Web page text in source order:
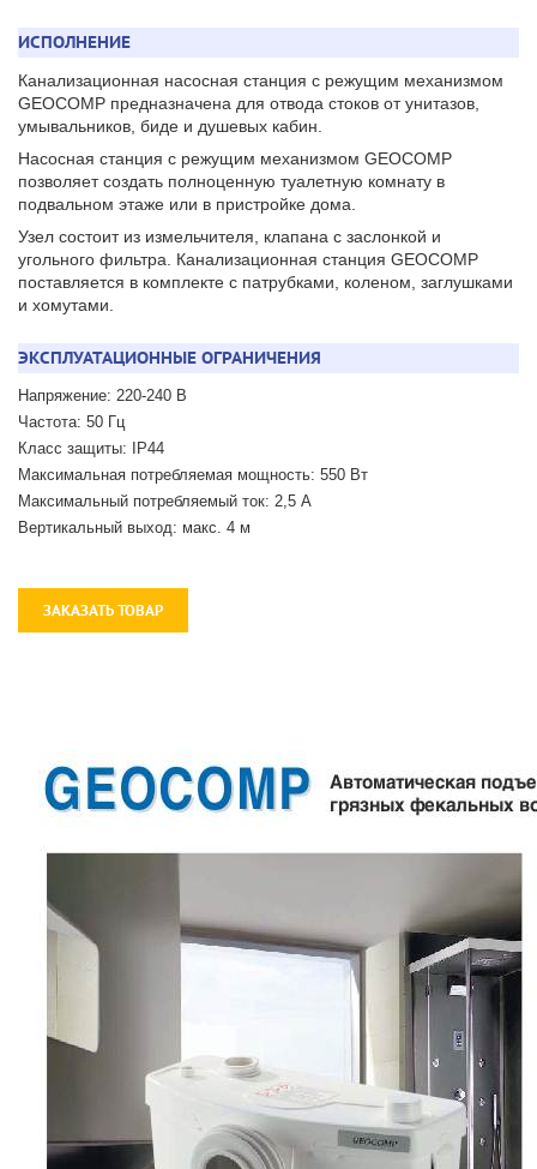
ИСПОЛНЕНИЕ
Канализационная насосная станция с режущим механизмом
GEOCOMP предназначена для отвода стоков от унитазов,
умывальников, биде и душевых кабин.
Насосная станция с режущим механизмом GEOCOMP
позволяет создать полноценную туалетную комнату в
подвальном этаже или в пристройке дома.
Узел состоит из измельчителя, клапана с заслонкой и
угольного фильтра. Канализационная станция GEOCOMP
поставляется в комплекте с патрубками, коленом, заглушками
и хомутами.
ЭКСПЛУАТАЦИОННЫЕ ОГРАНИЧЕНИЯ
Напряжение: 220-240 В
Частота: 50 Гц
Класс защиты: IP44
Максимальная потребляемая мощность: 550 Вт
Максимальный потребляемый ток: 2,5 А
Вертикальный выход: макс. 4 м
ЗАКАЗАТЬ ТОВАР